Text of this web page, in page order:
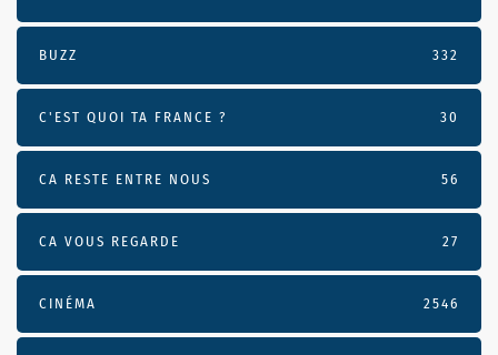
BUZZ 332
C'EST QUOI TA FRANCE ? 30
CA RESTE ENTRE NOUS 56
CA VOUS REGARDE 27
CINÉMA 2546